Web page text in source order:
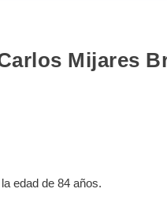
Mijares
edad de 84 años.